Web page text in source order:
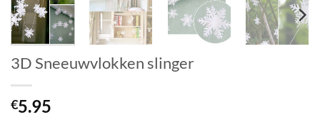
3D Sneeuwvlokken slinger
€5.95